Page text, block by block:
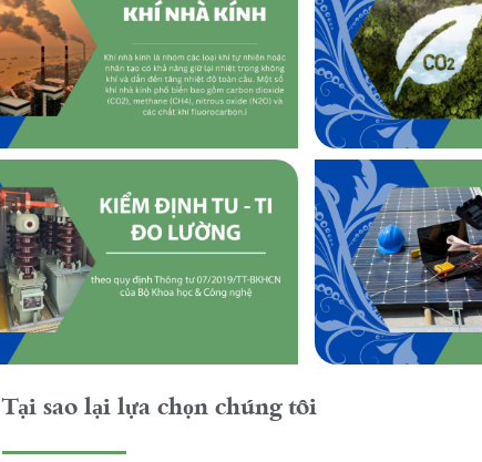
Tại sao lại lựa chọn chúng tôi